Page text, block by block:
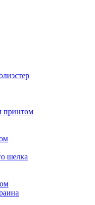
принтом
шелка